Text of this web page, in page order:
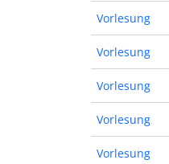
Vorlesung
Vorlesung
Vorlesung
Vorlesung
Vorlesung